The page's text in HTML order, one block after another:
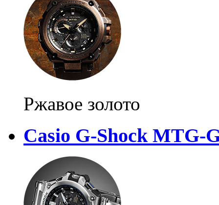
Ржавое золото
Casio G-Shock MTG-